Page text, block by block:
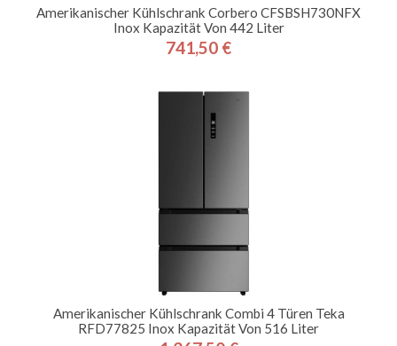
Amerikanischer Kühlschrank Corbero CFSBSH730NFX
Inox Kapazität Von 442 Liter
Preis
741,50 €
Amerikanischer Kühlschrank Combi 4 Türen Teka
RFD77825 Inox Kapazität Von 516 Liter